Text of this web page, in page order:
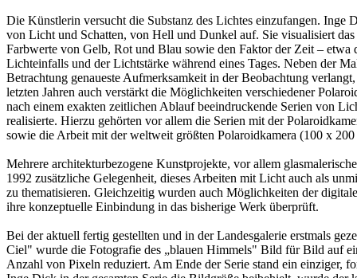
Die Künstlerin versucht die Substanz des Lichtes einzufangen. Inge
von Licht und Schatten, von Hell und Dunkel auf. Sie visualisiert
Farbwerte von Gelb, Rot und Blau sowie den Faktor der Zeit – etwa
Lichteinfalls und der Lichtstärke während eines Tages. Neben der
Betrachtung genaueste Aufmerksamkeit in der Beobachtung
letzten Jahren auch verstärkt die Möglichkeiten verschiedener
nach einem exakten zeitlichen Ablauf beeindruckende Serien von
realisierte. Hierzu gehörten vor allem die Serien mit der
sowie die Arbeit mit der weltweit größten Polaroidkamera (100 x
Mehrere architekturbezogene Kunstprojekte, vor allem
1992 zusätzliche Gelegenheit, dieses Arbeiten mit Licht auch als
zu thematisieren. Gleichzeitig wurden auch Möglichkeiten der
ihre konzeptuelle Einbindung in das bisherige Werk überprüft.
Bei der aktuell fertig gestellten und in der Landesgalerie erstmals
Ciel" wurde die Fotografie des „blauen Himmels" Bild für Bild auf
Anzahl von Pixeln reduziert. Am Ende der Serie stand ein einziger,